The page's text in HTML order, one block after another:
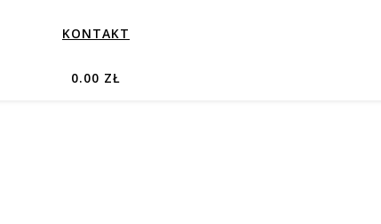
KONTAKT
0.00 ZŁ